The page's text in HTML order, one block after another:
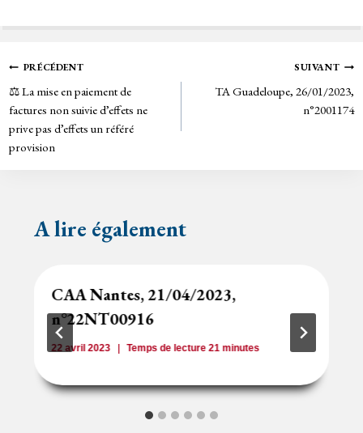
bo tt ail tF
rie
n
dl
Navigation
de
l’article
PRÉCÉDENT
⚖️ La mise en paiement de
factures non suivie d’effets ne
prive pas d’effets un référé
provision
SUIVANT
TA Guadeloupe, 26/01/2023,
n°2001174
A lire également
CAA Nantes, 21/04/2023,
n°22NT00916
22 avril 2023 Temps de lecture 21minutes